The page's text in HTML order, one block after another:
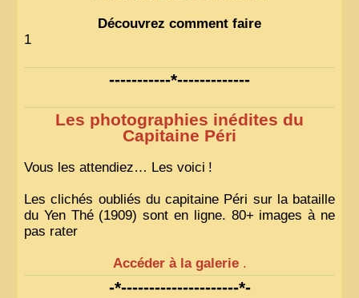
Découvrez comment faire
1
-----------*-------------
Les photographies inédites du
Capitaine Péri
Vous les attendiez… Les voici !
Les clichés oubliés du capitaine Péri sur la bataille
du Yen Thé (1909) sont en ligne. 80+ images à ne
pas rater
Accéder à la galerie .
-*---------------------*-